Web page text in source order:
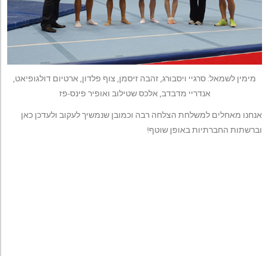
מימין לשמאל: סרגיי ויסבורג, זהבה זיסמן, צוף פלדון, ארטיום דולגופיאט,
אנדריי מדבדב, אלכס שטילוב ואופיר פינס-פז
אנחנו מאחלים למשלחת הצלחה רבה וכמובן שנמשיך לעקוב ולעדכן כאן
וברשתות החברתיות באופן שוטף!